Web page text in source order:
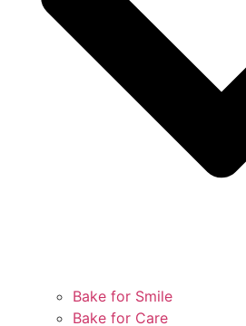
Bake for Smile
Bake for Care